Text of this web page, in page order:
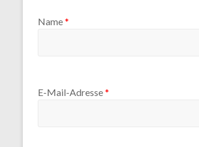
Name*
E-Mail-Adresse*